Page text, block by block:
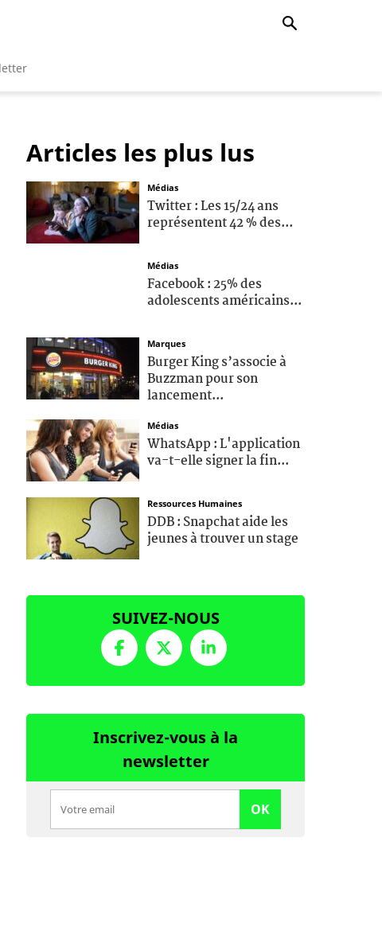
Articles les plus lus
Médias
Twitter : Les 15/24 ans
représentent 42 % des...
Médias
Facebook : 25% des
adolescents américains...
Marques
Burger King s’associe à
Buzzman pour son
lancement...
Médias
WhatsApp : L'application
va-t-elle signer la fin...
Ressources Humaines
DDB : Snapchat aide les
jeunes à trouver un stage
SUIVEZ-NOUS
Inscrivez-vous à la
newsletter
OK